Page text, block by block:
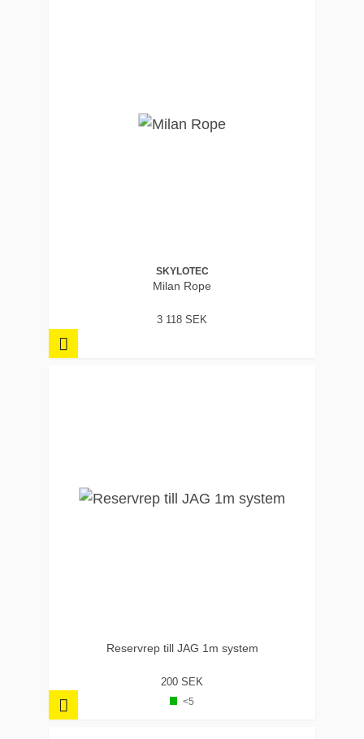
SKYLOTEC
Milan Rope
3 118 SEK
Reservrep till JAG 1m system
200 SEK
<5